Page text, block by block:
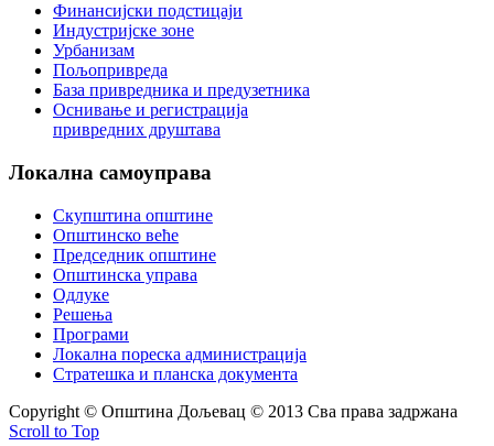
Финансијски подстицаји
Индустријске зоне
Урбанизам
Пољопривреда
База привредника и предузетника
Оснивање и регистрација
привредних друштава
Локална самоуправа
Скупштина општине
Општинско веће
Председник општине
Општинска управа
Одлуке
Решења
Програми
Локална пореска администрација
Стратешка и планска документа
Copyright © Oпштина Дољевац © 2013 Сва права задржана
Scroll to Top